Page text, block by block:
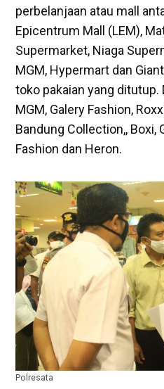
perbelanjaan atau mall
Epicentrum Mall (LEM),
Supermarket, Niaga
MGM, Hypermart dan
toko pakaian yang ditutup.
MGM, Galery Fashion,
Bandung Collection,, Boxi,
Fashion dan Heron.
Polresata